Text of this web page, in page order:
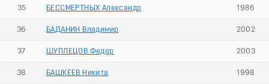
35 БЕССМЕРТНЫХ Александр 1986
36 БАДАНИН Владимир 2002
37 ШУПЛЕЦОВ Федор 2003
38 БАШКЕЕВ Никита 1998